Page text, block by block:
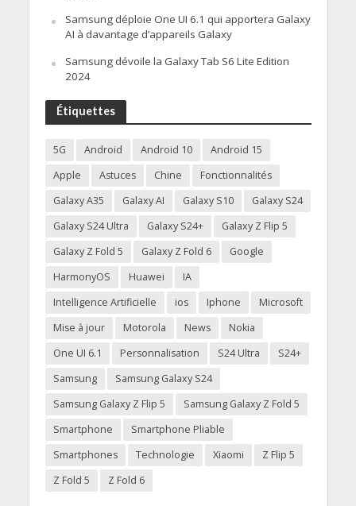
Samsung déploie One UI 6.1 qui apportera Galaxy
AI à davantage d’appareils Galaxy
Samsung dévoile la Galaxy Tab S6 Lite Edition
2024
Étiquettes
5G Android Android 10
Android 15
Apple
Astuces Chine
Fonctionnalités
Galaxy A35
Galaxy AI Galaxy S10
Galaxy S24
Galaxy S24 Ultra
Galaxy S24+
Galaxy Z Flip 5
Galaxy Z Fold 5
Galaxy Z Fold 6
Google
HarmonyOS
Huawei
IA
Intelligence Artificielle
ios Iphone
Microsoft
Mise à jour
Motorola News
Nokia
One UI 6.1
Personnalisation S24 Ultra
S24+
Samsung
Samsung Galaxy S24
Samsung Galaxy Z Flip 5
Samsung Galaxy Z Fold 5
Smartphone
Smartphone Pliable
Smartphones
Technologie Xiaomi
Z Flip 5
Z Fold 5
Z Fold 6